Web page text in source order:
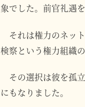
象でした。前官礼遇
それは権力のネッ
検察という権力組織
その選択は彼を孤
にもなりました。